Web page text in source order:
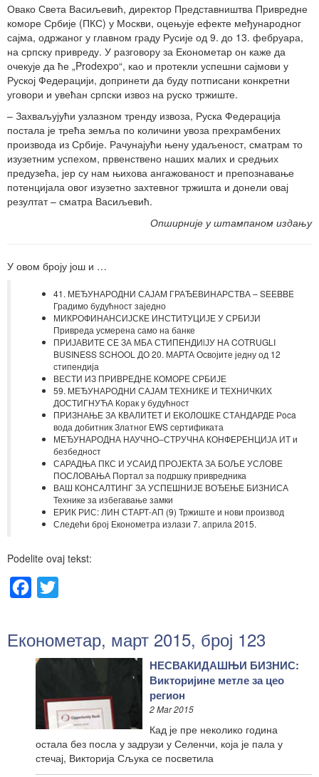
Овако Света Васиљевић, директор Представништва Привредне
коморе Србије (ПКС) у Москви, оцењује ефекте међународног
сајма, одржаног у главном граду Русије од 9. до 13. фебруара,
на српску привреду. У разговору за Економетар он каже да
очекује да ће „Prodexpo“, као и протекли успешни сајмови у
Руској Федерацији, допринети да буду потписани конкретни
уговори и увећан српски извоз на руско тржиште.
– Захваљујући узлазном тренду извоза, Руска Федерација
постала је трећа земља по количини увоза прехрамбених
производа из Србије. Рачунајући њену удаљеност, сматрам то
изузетним успехом, првенствено наших малих и средњих
предузећа, јер су нам њихова ангажованост и препознавање
потенцијала овог изузетно захтевног тржишта и донели овај
резултат – сматра Васиљевић.
Опширније у штампаном издању
У овом броју још и …
41. МЕЂУНАРОДНИ САЈАМ ГРАЂЕВИНАРСТВА – SEEBBE
Градимо будућност заједно
МИКРОФИНАНСИЈСКЕ ИНСТИТУЦИЈЕ У СРБИЈИ
Привреда усмерена само на банке
ПРИЈАВИТЕ СЕ ЗА МБА СТИПЕНДИlЈУ НА COTRUGLI
BUSINESS SCHOOL ДО 20. МАРТА Освојите једну од 12
стипендија
ВЕСТИ ИЗ ПРИВРЕДНЕ КОМОРЕ СРБИЈЕ
59. МЕЂУНАРОДНИ САЈАМ ТЕХНИКЕ И ТЕХНИЧКИХ
ДОСТИГНУЋА Корак у будућност
ПРИЗНАЊЕ ЗА КВАЛИТЕТ И ЕКОЛОШКЕ СТАНДАРДЕ Рoca
вода добитник Златног EWS сертификата
МЕЂУНАРОДНА НАУЧНО–СТРУЧНА КОНФЕРЕНЦИЈА ИТ и
безбедност
САРАДЊА ПКС И УСАИД ПРОЈЕКТА ЗА БОЉЕ УСЛОВЕ
ПОСЛОВАЊА Портал за подршку привредника
ВАШ КОНСАЛТИНГ ЗА УСПЕШНИЈЕ ВОЂЕЊЕ БИЗНИСА
Технике за избегавање замки
ЕРИК РИС: ЛИН СТАРТ-АП (9) Тржиште и нови производ
Следећи број Економетра излази 7. априла 2015.
Podelite ovaj tekst:
Facebook
Економетар, март 2015, број 123
НЕСВАКИДАШЊИ БИЗНИС:
Викторијине метле за цео
регион
2 Mar 2015
Кад је пре неколико година
остала без посла у задрузи у Селенчи, која је пала у
стечај, Викторија Сљука се посветила